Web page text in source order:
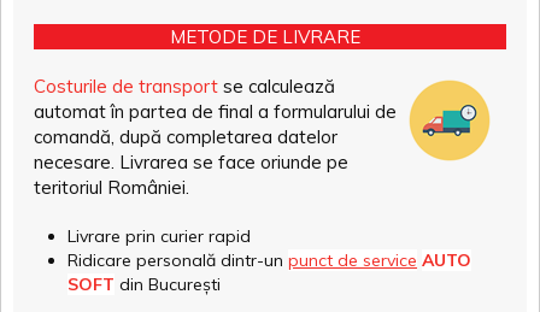
METODE DE LIVRARE
Costurile de transport se calculează
automat în partea de final a formularului de
comandă, după completarea datelor
necesare. Livrarea se face oriunde pe
teritoriul României.
Livrare prin curier rapid
Ridicare personală dintr-un punct de service AUTO
SOFT din București